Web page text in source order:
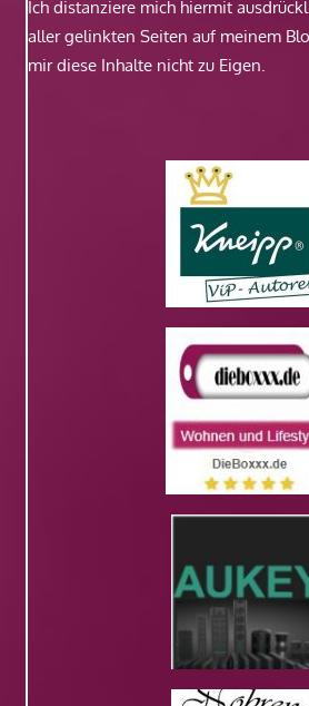
Ich distanziere mich hiermit
aller gelinkten Seiten auf meinem
mir diese Inhalte nicht zu Eigen.